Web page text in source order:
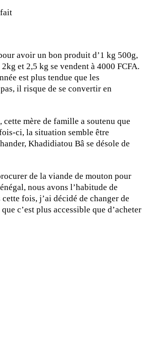
avoir un bon produit d’1 kg 500g,
et 2,5 kg se vendent à 4000 FCFA.
est plus tendue que les
il risque de se convertir en
mère de famille a soutenu que
ci, la situation semble être
Khadidiatou Bâ se désole de
de la viande de mouton pour
nous avons l’habitude de
fois, j’ai décidé de changer de
c’est plus accessible que d’acheter